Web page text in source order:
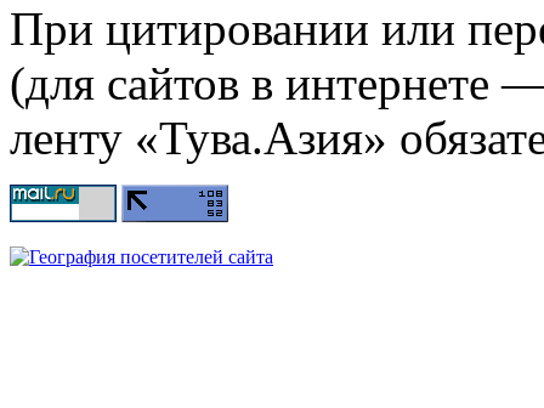
При цитировании или
(для сайтов в интернете
ленту «Тува.Азия»